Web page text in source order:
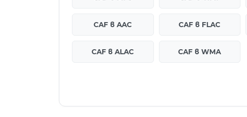
CAF в AAC CAF в FLAC
CAF в ALAC CAF в WMA